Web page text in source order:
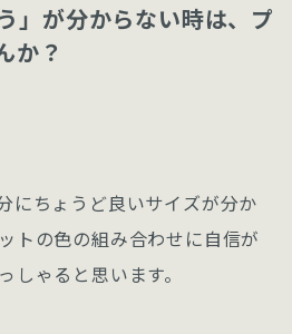
」が分からない時は、プ
か？
にちょうど良いサイズが分か
トの色の組み合わせに自信が
しゃると思います。